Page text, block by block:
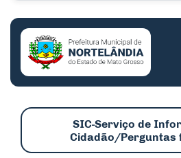
SIC-Serviço de
Cidadão/Perguntas
Seção do